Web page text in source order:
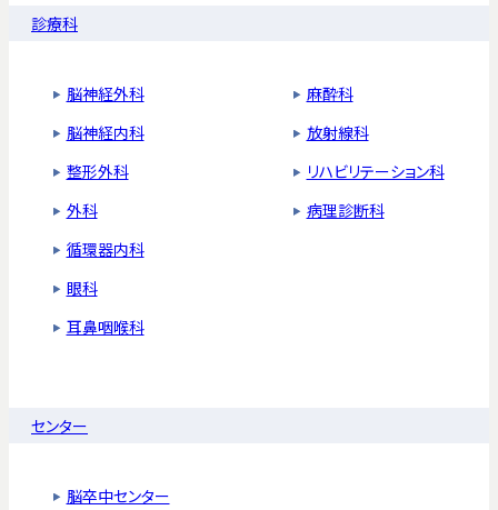
診療科
脳神経外科
脳神経内科
整形外科
外科
循環器内科
眼科
耳鼻咽喉科
麻酔科
放射線科
リハビリテーション科
病理診断科
センター
脳卒中センター